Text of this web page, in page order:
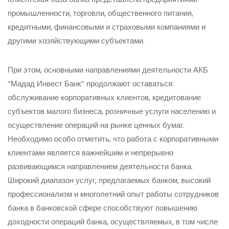
промышленности, торговли, общественного питания,
кредитными, финансовыми и страховыми компаниями и
другими хозяйствующими субъектами.
При этом, основными направлениями деятельности АКБ
“Мадад Инвест Банк” продолжают оставаться:
обслуживание корпоративных клиентов, кредитование
субъектов малого бизнеса, розничные услуги населению и
осуществление операций на рынке ценных бумаг.
Необходимо особо отметить, что работа с корпоративными
клиентами является важнейшим и непрерывно
развивающимся направлением деятельности банка.
Широкий диапазон услуг, предлагаемых банком, высокий
профессионализм и многолетний опыт работы сотрудников
банка в банковской сфере способствуют повышению
доходности операций банка, осуществляемых, в том числе